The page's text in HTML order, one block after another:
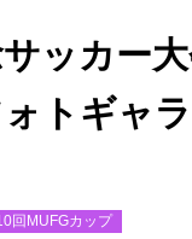
サッカー
トギャ
回MUFGカップ